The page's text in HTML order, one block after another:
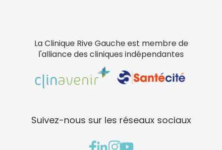
La Clinique Rive Gauche est membre de
l'alliance des cliniques indépendantes
Suivez-nous sur les réseaux sociaux